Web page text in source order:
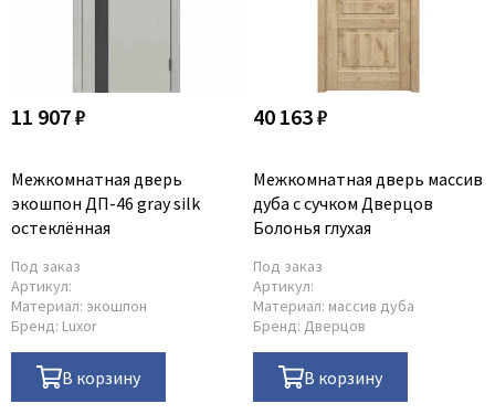
11 907 ₽
Межкомнатная дверь
экошпон ДП-46 gray silk
остеклённая
Под заказ
Артикул:
Материал: экошпон
Бренд: Luxor
В корзину
40 163 ₽
Межкомнатная дверь массив
дуба с сучком Дверцов
Болонья глухая
Под заказ
Артикул:
Материал: массив дуба
Бренд: Дверцов
В корзину